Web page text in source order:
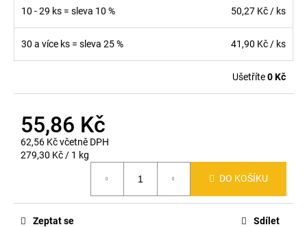
10 - 29 ks = sleva 10 % 50,27 Kč / ks
30 a více ks = sleva 25 % 41,90 Kč / ks
Ušetříte0 Kč
55,86 Kč
62,56 Kč včetně DPH
Měrná
279,30 Kč / 1 kg
DO KOŠÍKU
Zeptat se Sdílet